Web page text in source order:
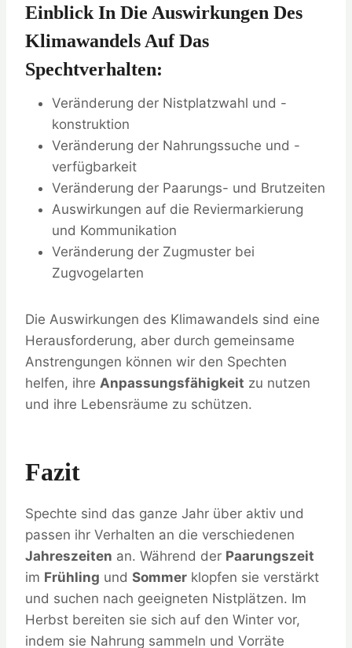
Einblick In Die Auswirkungen Des
Klimawandels Auf Das
Spechtverhalten:
Veränderung der Nistplatzwahl und -
konstruktion
Veränderung der Nahrungssuche und -
verfügbarkeit
Veränderung der Paarungs- und Brutzeiten
Auswirkungen auf die Reviermarkierung
und Kommunikation
Veränderung der Zugmuster bei
Zugvogelarten
Die Auswirkungen des Klimawandels sind eine
Herausforderung, aber durch gemeinsame
Anstrengungen können wir den Spechten
helfen, ihre Anpassungsfähigkeit zu nutzen
und ihre Lebensräume zu schützen.
Fazit
Spechte sind das ganze Jahr über aktiv und
passen ihr Verhalten an die verschiedenen
Jahreszeiten an. Während der Paarungszeit
im Frühling und Sommer klopfen sie verstärkt
und suchen nach geeigneten Nistplätzen. Im
Herbst bereiten sie sich auf den Winter vor,
indem sie Nahrung sammeln und Vorräte